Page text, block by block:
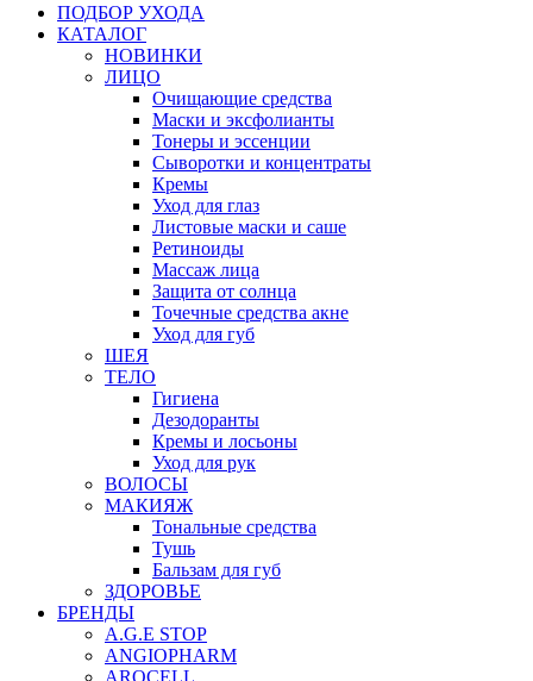
ПОДБОР УХОДА
КАТАЛОГ
НОВИНКИ
ЛИЦО
Очищающие средства
Маски и эксфолианты
Тонеры и эссенции
Сыворотки и концентраты
Кремы
Уход для глаз
Листовые маски и саше
Ретиноиды
Массаж лица
Защита от солнца
Точечные средства акне
Уход для губ
ШЕЯ
ТЕЛО
Гигиена
Дезодоранты
Кремы и лосьоны
Уход для рук
ВОЛОСЫ
МАКИЯЖ
Тональные средства
Тушь
Бальзам для губ
ЗДОРОВЬЕ
БРЕНДЫ
A.G.E STOP
ANGIOPHARM
AROCELL